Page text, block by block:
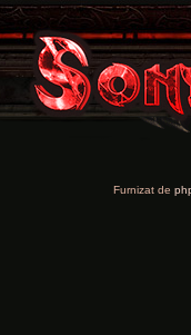
Furnizat de